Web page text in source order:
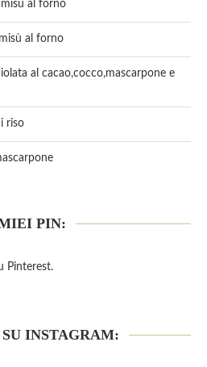
al forno
al forno
al cacao,cocco,mascarpone e
riso
PIN:
Pinterest.
INSTAGRAM: